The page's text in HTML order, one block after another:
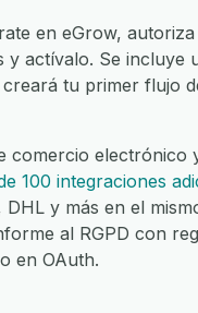
en eGrow,
actívalo. Se incluye
tu primer flujo
comercio electrónico
100 integraciones
y más en el
al RGPD con
en OAuth.